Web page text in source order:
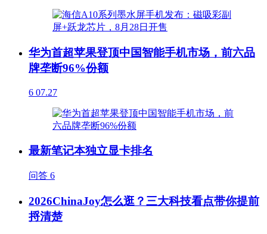
华为首超苹果登顶中国智能手机市场，前六品
牌垄断96%份额
6 07.27
最新笔记本独立显卡排名
问答 6
2026ChinaJoy怎么逛？三大科技看点带你提前
捋清楚